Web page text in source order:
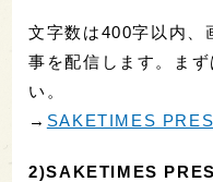
文字数は400字以内、
事を配信します。ま
い。
→ SAKETIMES
2)SAKETIMES